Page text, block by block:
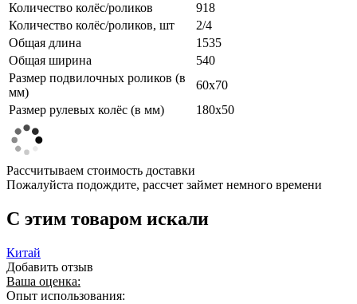
Количество колёс/роликов
918
Количество колёс/роликов, шт
2/4
Общая длина
1535
Общая ширина
540
Размер подвилочных роликов (в
мм)
60х70
Размер рулевых колёс (в мм)
180х50
Рассчитываем стоимость доставки
Пожалуйста подождите, рассчет займет немного времени
C этим товаром искали
Китай
Добавить отзыв
Ваша оценка:
Опыт использования: